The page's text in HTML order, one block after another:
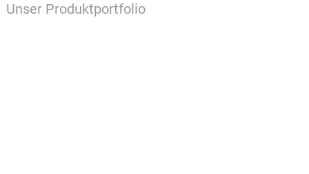
Unser Produktportfolio